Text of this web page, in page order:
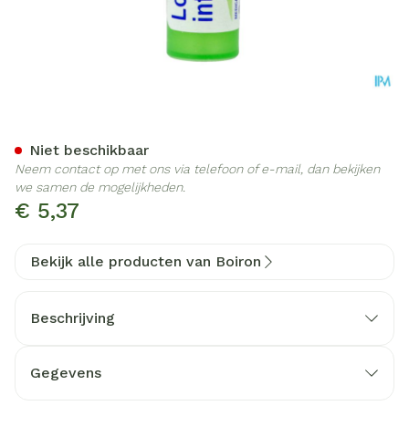
€ 5,37
Niet beschikbaar
Neem contact op met ons via telefoon of e-mail, dan bekijken
we samen de mogelijkheden.
Bekijk alle producten van Boiron
Beschrijving
Gegevens